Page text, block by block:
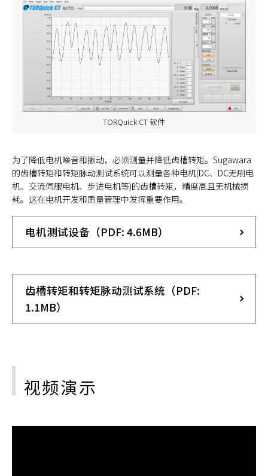
TORQuick CT 软件
为了降低电机噪音和振动，必须测量并降低齿槽转矩。Sugawara
的齿槽转矩和转矩脉动测试系统可以测量各种电机(DC、DC无刷电
机、交流伺服电机、步进电机等)的齿槽转矩，精度高且无机械损
耗。这在电机开发和质量管理中发挥重要作用。
电机测试设备（PDF: 4.6MB）
齿槽转矩和转矩脉动测试系统（PDF:
1.1MB）
视频演示